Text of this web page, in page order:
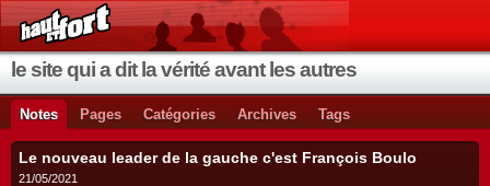
le site qui a dit la vérité avant les autres
Notes Pages Catégories Archives Tags
Le nouveau leader de la gauche c'est François Boulo
21/05/2021